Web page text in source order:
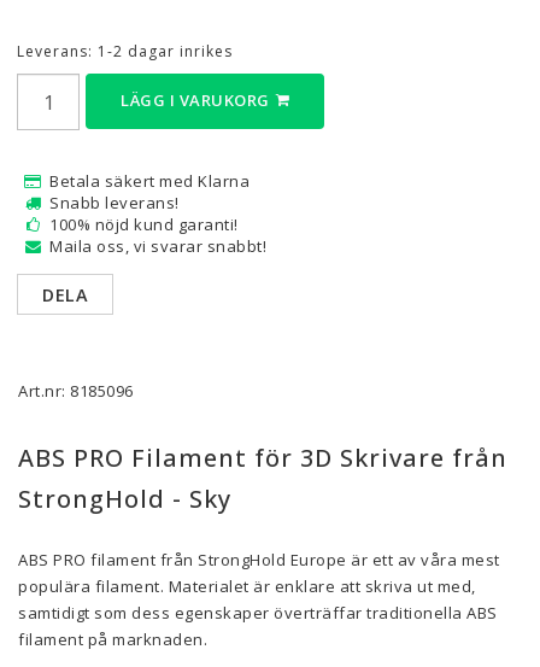
Leverans: 1-2 dagar inrikes
LÄGG I VARUKORG
Betala säkert med Klarna
Snabb leverans!
100% nöjd kund garanti!
Maila oss, vi svarar snabbt!
DELA
Art.nr: 8185096
ABS PRO Filament för 3D Skrivare från
StrongHold - Sky
ABS PRO filament från StrongHold Europe är ett av våra mest
populära filament. Materialet är enklare att skriva ut med,
samtidigt som dess egenskaper överträffar traditionella ABS
filament på marknaden.